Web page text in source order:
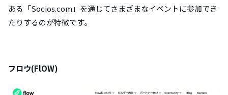
ある「Socios.com」を通じてさまざまなイベントに参加でき
たりするのが特徴です。
フロウ(FlOW)